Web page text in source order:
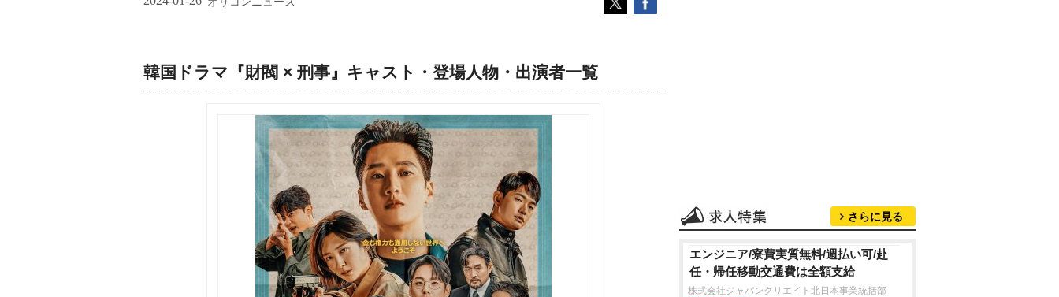
韓国ドラマ『財閥 × 刑事』キャスト・登場人物・出演者一覧
さらに見る
エンジニア/寮費実質無料/週払い可/赴
任・帰任移動交通費は全額支給
株式会社ジャパンクリエイト北日本事業統括部